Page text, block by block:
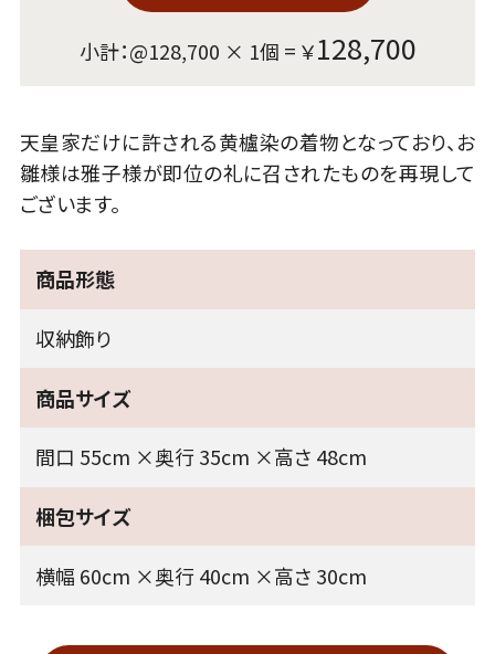
小計：@128,700 × 1個 = ￥128,700
天皇家だけに許される黄櫨染の着物となっており、お
雛様は雅子様が即位の礼に召されたものを再現して
ございます。
商品形態
収納飾り
商品サイズ
間口 55cm ×奥行 35cm ×高さ 48cm
梱包サイズ
横幅 60cm ×奥行 40cm ×高さ 30cm